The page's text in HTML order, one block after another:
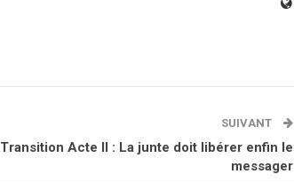
SUIVANT
Transition Acte II : La junte doit libérer enfin le
messager